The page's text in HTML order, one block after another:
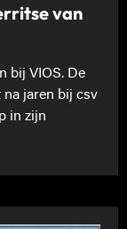
van
bij VIOS. De
jaren bij csv
in zijn